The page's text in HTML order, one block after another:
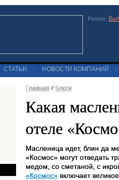
Регион:
СТАТЬИ НОВОСТИ КОМПАНИЙ
Главная // Блоги
Какая
отеле
Масленица идет, блин да
«Космос» могут отведать
медом, со сметаной, с
«Космос» включает